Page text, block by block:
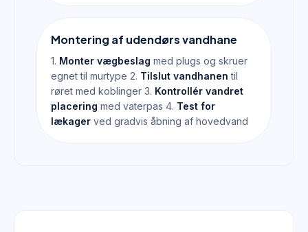
Montering af udendørs vandhane
1. Monter vægbeslag med plugs og skruer
egnet til murtype 2. Tilslut vandhanen til
røret med koblinger 3. Kontrollér vandret
placering med vaterpas 4. Test for
lækager ved gradvis åbning af hovedvand